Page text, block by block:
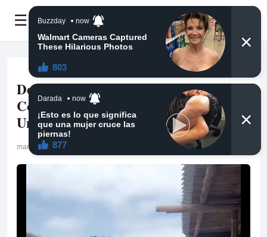
☰
Demandas y Requisitos en la
Construcción de Viviendas en Estados
Unidos
marzo 21, 2026